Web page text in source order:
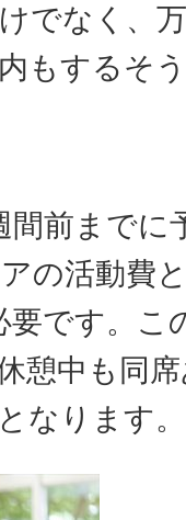
でなく、
もするそ
間前までに
の活動費
要です。
憩中も同
なります。